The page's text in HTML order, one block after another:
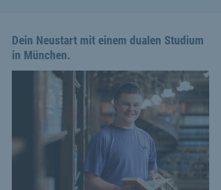
Dein Neustart mit einem dualen Studium
in München.